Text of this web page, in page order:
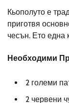
Кьополуто е
приготвя
чесън. Ето една
Необходими
2 големи
2 червени